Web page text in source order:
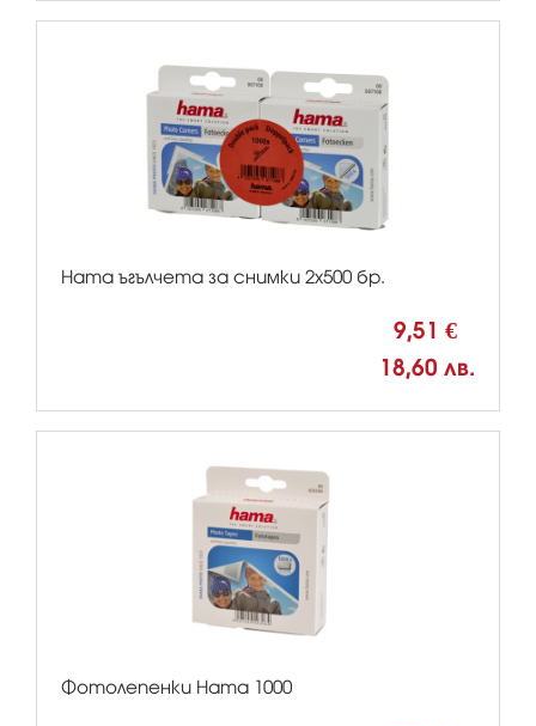
Hama ъгълчета за снимки 2х500 бр.
9,51 €
18,60 лв.
Фотолепенки Hama 1000